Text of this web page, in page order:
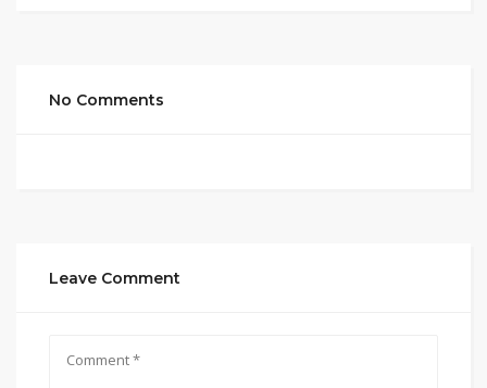
No Comments
Leave Comment